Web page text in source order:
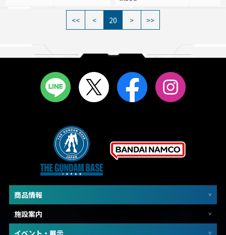
20
商品情報
施設案内
イベント・展示